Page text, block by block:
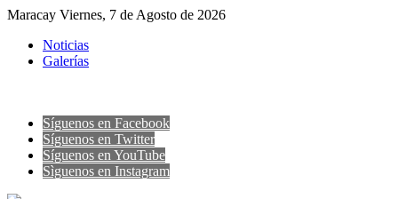
Maracay Viernes, 7 de Agosto de 2026
Noticias
Galerías
Síguenos en Facebook
Síguenos en Twitter
Síguenos en YouTube
Sìguenos en Instagram